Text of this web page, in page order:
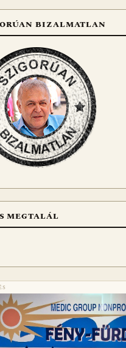
BIZALMATLAN
MEGTALÁL